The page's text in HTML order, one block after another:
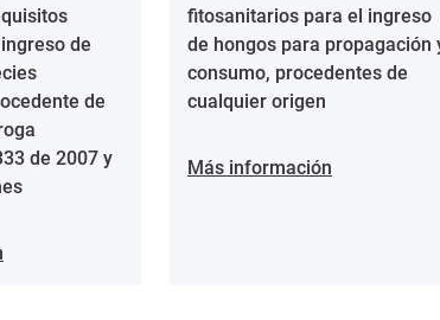
de
de
de 2007 y
fitosanitarios para el ingreso
de hongos para propagación
consumo, procedentes de
cualquier origen
Más información